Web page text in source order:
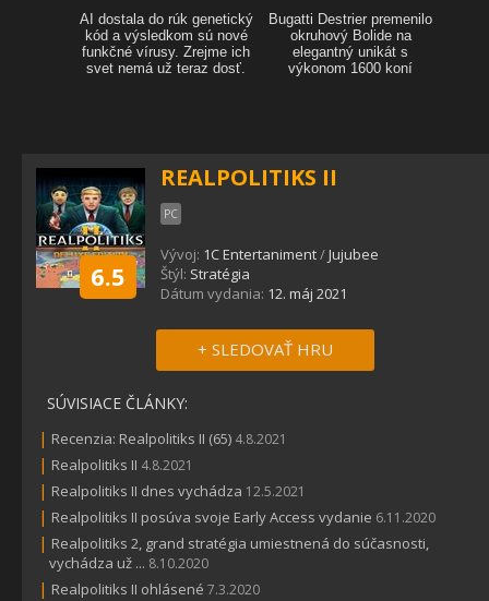
6.5
REALPOLITIKS II
PC
Vývoj: 1C Entertaniment/Jujubee
Štýl: Stratégia
Dátum vydania: 12. máj 2021
+ SLEDOVAŤ HRU
SÚVISIACE ČLÁNKY:
| Recenzia: Realpolitiks II (65) 4.8.2021
| Realpolitiks II 4.8.2021
| Realpolitiks II dnes vychádza 12.5.2021
| Realpolitiks II posúva svoje Early Access vydanie 6.11.2020
| Realpolitiks 2, grand stratégia umiestnená do súčasnosti,
vychádza už ... 8.10.2020
| Realpolitiks II ohlásené 7.3.2020